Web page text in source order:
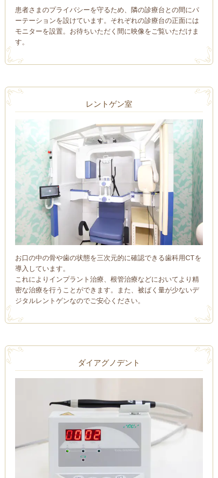
患者さまのプライバシーを守るため、隣の診療台との間にパ
ーテーションを設けています。それぞれの診療台の正面には
モニターを設置。お待ちいただく間に映像をご覧いただけま
す。
レントゲン室
お口の中の骨や歯の状態を三次元的に確認できる歯科用CTを
導入しています。
これによりインプラント治療、根管治療などにおいてより精
密な治療を行うことができます。また、被ばく量が少ないデ
ジタルレントゲンなのでご安心ください。
ダイアグノデント